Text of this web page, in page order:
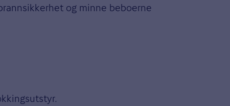
og minne beboerne